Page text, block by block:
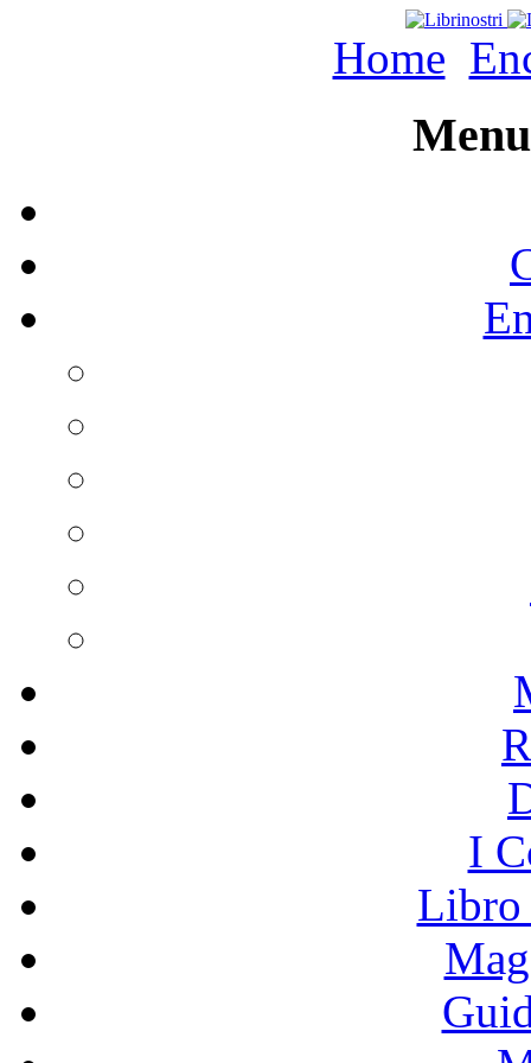
Home
I
Libro